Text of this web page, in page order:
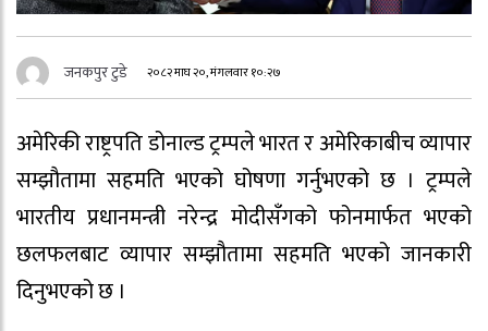
जनकपुर टुडे २०८२ माघ २०, मंगलवार १०:२७
अमेरिकी राष्ट्रपति डोनाल्ड ट्रम्पले भारत र अमेरिकाबीच व्यापार
सम्झौतामा सहमति भएको घोषणा गर्नुभएको छ । ट्रम्पले
भारतीय प्रधानमन्त्री नरेन्द्र मोदीसँगको फोनमार्फत भएको
छलफलबाट व्यापार सम्झौतामा सहमति भएको जानकारी
दिनुभएको छ ।